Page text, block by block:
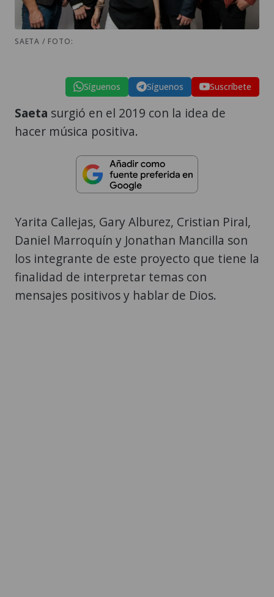
SAETA / FOTO:
Síguenos Síguenos Suscríbete
Saeta surgió en el 2019 con la idea de
hacer música positiva.
Yarita Callejas, Gary Alburez, Cristian Piral,
Daniel Marroquín y Jonathan Mancilla son
los integrante de este proyecto que tiene la
finalidad de interpretar temas con
mensajes positivos y hablar de Dios.